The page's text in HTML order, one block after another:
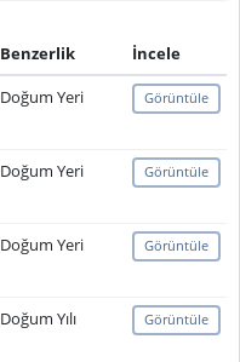
Benzerlik
İncele
Doğum Yeri Görüntüle
Doğum Yeri Görüntüle
Doğum Yeri Görüntüle
Doğum Yılı Görüntüle